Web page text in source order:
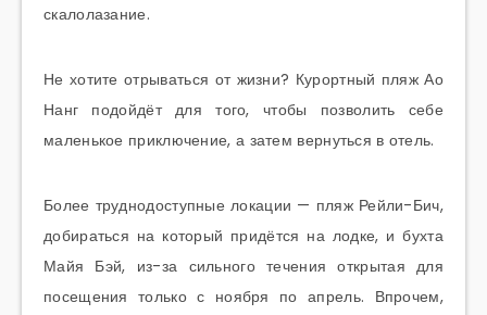
скалолазание.
Не хотите отрываться от жизни? Курортный пляж Ао
Нанг подойдёт для того, чтобы позволить себе
маленькое приключение, а затем вернуться в отель.
Более труднодоступные локации — пляж Рейли-Бич,
добираться на который придётся на лодке, и бухта
Майя Бэй, из-за сильного течения открытая для
посещения только с ноября по апрель. Впрочем,